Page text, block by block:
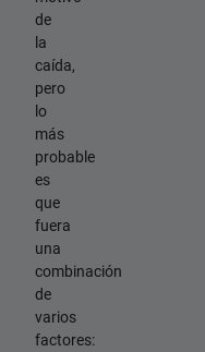
de
la
caída,
pero
lo
más
probable
es
que
fuera
una
combinación
de
varios
factores: